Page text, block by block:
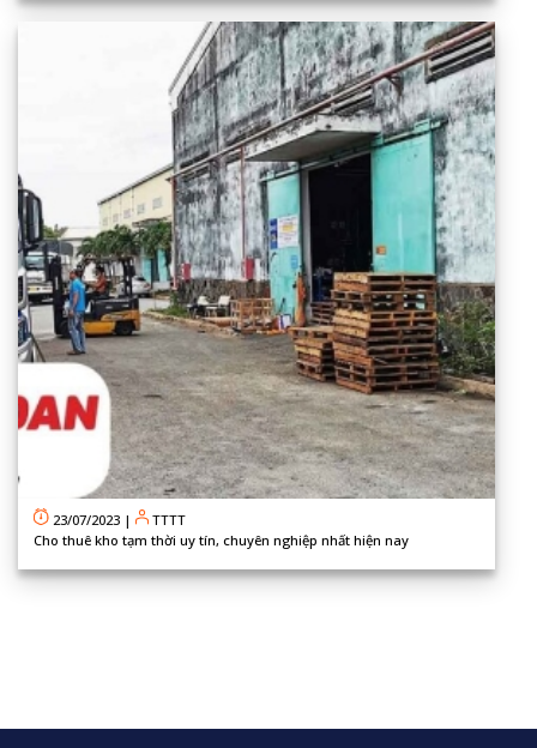
23/07/2023 |
TTTT
Cho thuê kho tạm thời uy tín, chuyên nghiệp nhất hiện nay